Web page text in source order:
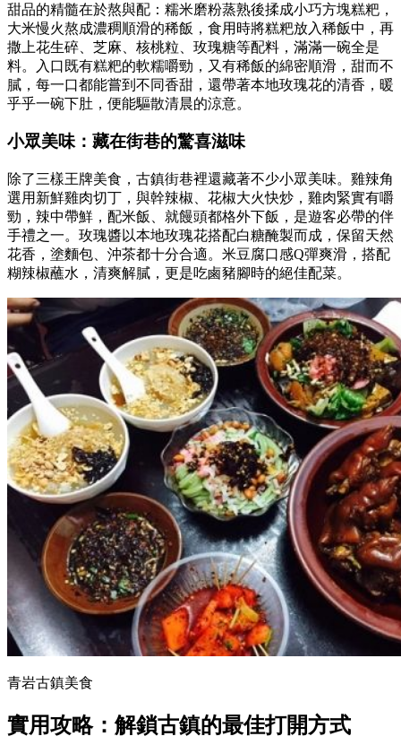
甜品的精髓在於熬與配：糯米磨粉蒸熟後揉成小巧方塊糕粑，
大米慢火熬成濃稠順滑的稀飯，食用時將糕粑放入稀飯中，再
撒上花生碎、芝麻、核桃粒、玫瑰糖等配料，滿滿一碗全是
料。入口既有糕粑的軟糯嚼勁，又有稀飯的綿密順滑，甜而不
膩，每一口都能嘗到不同香甜，還帶著本地玫瑰花的清香，暖
乎乎一碗下肚，便能驅散清晨的涼意。
小眾美味：藏在街巷的驚喜滋味
除了三樣王牌美食，古鎮街巷裡還藏著不少小眾美味。雞辣角
選用新鮮雞肉切丁，與幹辣椒、花椒大火快炒，雞肉緊實有嚼
勁，辣中帶鮮，配米飯、就饅頭都格外下飯，是遊客必帶的伴
手禮之一。玫瑰醬以本地玫瑰花搭配白糖醃製而成，保留天然
花香，塗麵包、沖茶都十分合適。米豆腐口感Q彈爽滑，搭配
糊辣椒蘸水，清爽解膩，更是吃鹵豬腳時的絕佳配菜。
青岩古鎮美食
實用攻略：解鎖古鎮的最佳打開方式